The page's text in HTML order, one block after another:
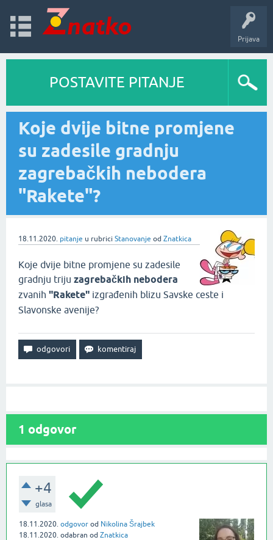
Prijava
POSTAVITE PITANJE
Koje dvije bitne promjene
su zadesile gradnju
zagrebačkih nebodera
"Rakete"?
18.11.2020. pitanje u rubrici Stanovanje od Znatkica
Koje dvije bitne promjene su zadesile
gradnju triju zagrebačkih nebodera
zvanih "Rakete" izgrađenih blizu Savske ceste i
Slavonske avenije?
1 odgovor
+4
glasa
18.11.2020. odgovor od Nikolina Šrajbek
18.11.2020. odabran od Znatkica